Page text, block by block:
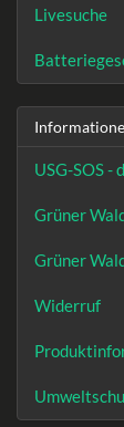
Livesuche
USG-SOS
Grüner
Grüner
Widerruf